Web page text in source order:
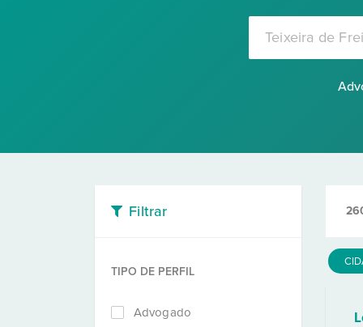
Filtrar
TIPO DE PERFIL
Advogado